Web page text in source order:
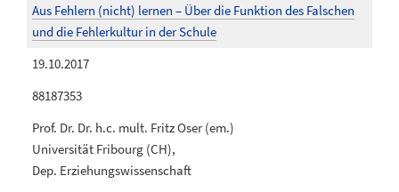
Aus Fehlern (nicht) lernen – Über die Funktion des Falschen
und die Fehlerkultur in der Schule
19.10.2017
88187353
Prof. Dr. Dr. h.c. mult. Fritz Oser (em.)
Universität Fribourg (CH),
Dep. Erziehungswissenschaft